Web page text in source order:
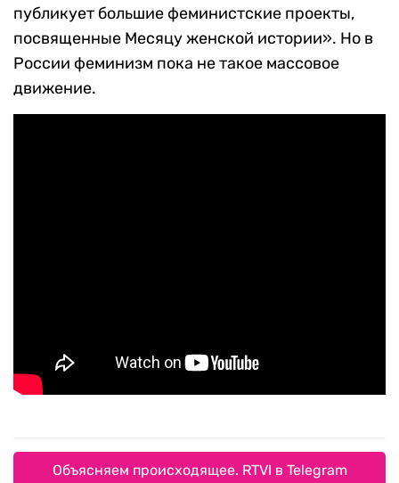
публикует большие феминистские проекты,
посвященные Месяцу женской истории». Но в
России феминизм пока не такое массовое
движение.
Объясняем происходящее. RTVI в Telegram